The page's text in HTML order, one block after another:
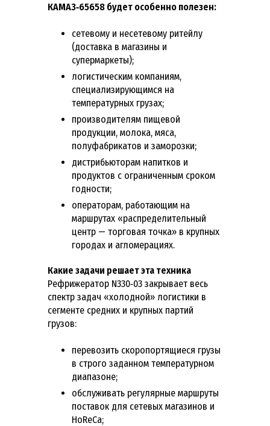
КАМАЗ‑65658 будет особенно полезен:
сетевому и несетевому ритейлу
(доставка в магазины и
супермаркеты);
логистическим компаниям,
специализирующимся на
температурных грузах;
производителям пищевой
продукции, молока, мяса,
полуфабрикатов и заморозки;
дистрибьюторам напитков и
продуктов с ограниченным сроком
годности;
операторам, работающим на
маршрутах «распределительный
центр — торговая точка» в крупных
городах и агломерациях.
Какие задачи решает эта техника
Рефрижератор N330‑03 закрывает весь
спектр задач «холодной» логистики в
сегменте средних и крупных партий
грузов:
перевозить скоропортящиеся грузы
в строго заданном температурном
диапазоне;
обслуживать регулярные маршруты
поставок для сетевых магазинов и
HoReCa;